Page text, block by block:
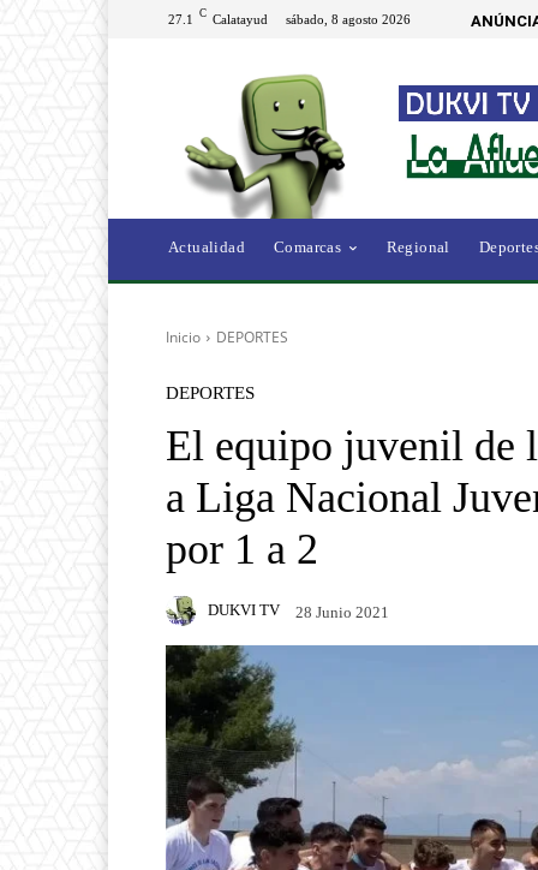
27.1 C Calatayud sábado, 8 agosto 2026
Actualidad Comarcas Regional
Inicio DEPORTES
DEPORTES
El equipo juvenil de
a Liga Nacional
por 1 a 2
DUKVI TV 28 Junio 2021